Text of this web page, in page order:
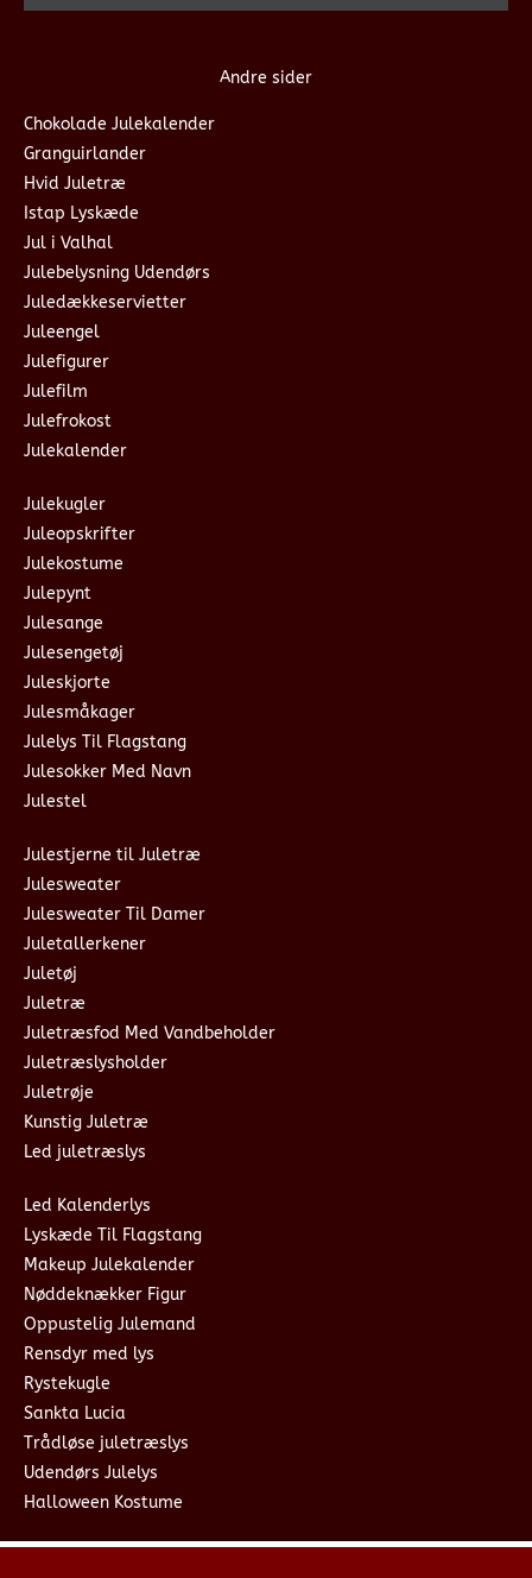
Andre sider
Chokolade Julekalender
Granguirlander
Hvid Juletræ
Istap Lyskæde
Jul i Valhal
Julebelysning Udendørs
Juledækkeservietter
Juleengel
Julefigurer
Julefilm
Julefrokost
Julekalender
Julekugler
Juleopskrifter
Julekostume
Julepynt
Julesange
Julesengetøj
Juleskjorte
Julesmåkager
Julelys Til Flagstang
Julesokker Med Navn
Julestel
Julestjerne til Juletræ
Julesweater
Julesweater Til Damer
Juletallerkener
Juletøj
Juletræ
Juletræsfod Med Vandbeholder
Juletræslysholder
Juletrøje
Kunstig Juletræ
Led juletræslys
Led Kalenderlys
Lyskæde Til Flagstang
Makeup Julekalender
Nøddeknækker Figur
Oppustelig Julemand
Rensdyr med lys
Rystekugle
Sankta Lucia
Trådløse juletræslys
Udendørs Julelys
Halloween Kostume